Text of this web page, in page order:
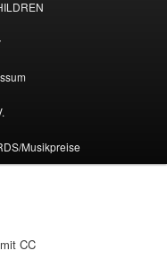
Musikpreise
CC